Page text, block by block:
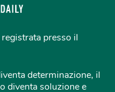
presso il
determinazione, il
diventa soluzione e